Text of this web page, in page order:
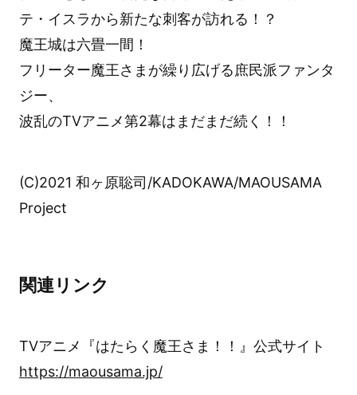
テ・イスラから新たな刺客が訪れる！？
魔王城は六畳一間！
フリーター魔王さまが繰り広げる庶民派ファンタ
ジー、
波乱のTVアニメ第2幕はまだまだ続く！！
(C)2021 和ヶ原聡司/KADOKAWA/MAOUSAMA
Project
関連リンク
TVアニメ『はたらく魔王さま！！』公式サイト
https://maousama.jp/